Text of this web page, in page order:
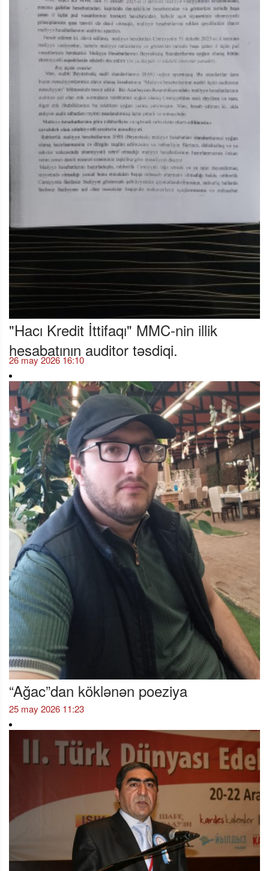
"Hacı Kredit İttifaqı" MMC-nin illik
hesabatının auditor təsdiqi.
26 may 2026 16:10
“Ağac”dan köklənən poeziya
25 may 2026 11:23